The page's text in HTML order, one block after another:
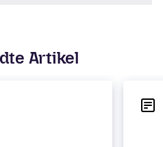
Artikel